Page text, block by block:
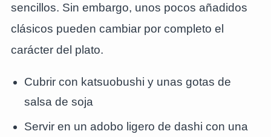
sencillos. Sin embargo, unos pocos añadidos
clásicos pueden cambiar por completo el
carácter del plato.
Cubrir con katsuobushi y unas gotas de
salsa de soja
Servir en un adobo ligero de dashi con una